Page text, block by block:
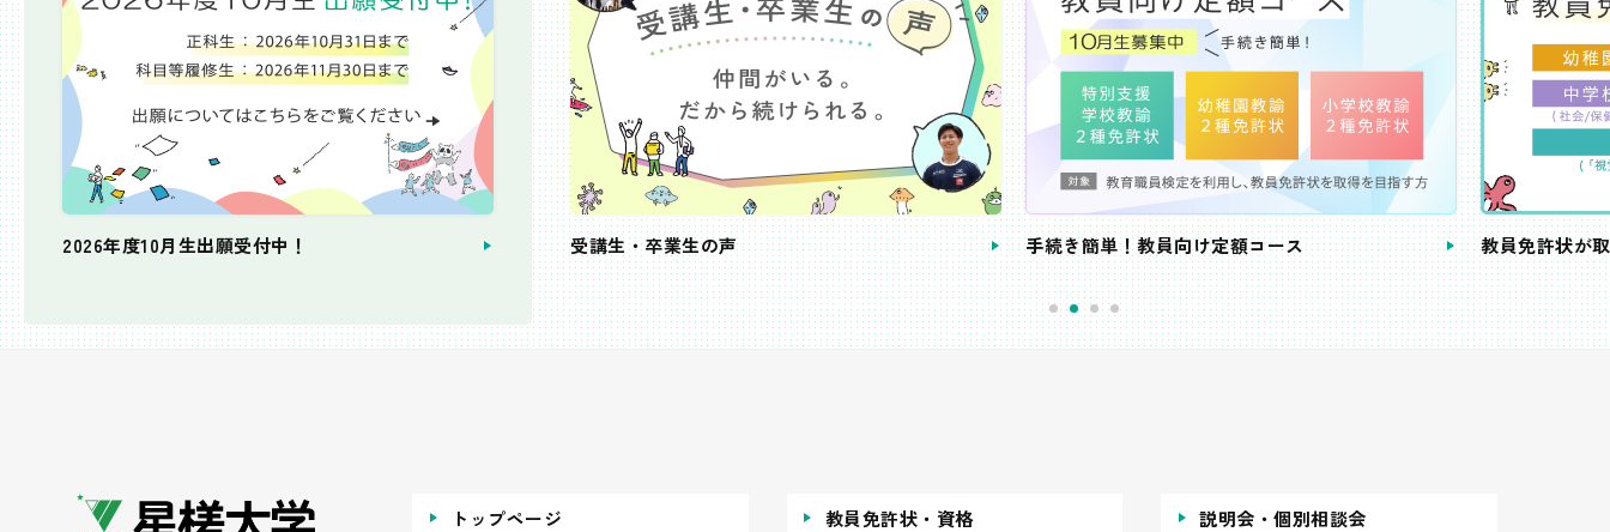
2026年度10月生出願受付中！
個別相談会 受講生・卒業生の声 手続き簡単！教員向け定額コース 教員免許状が
トップページ 教員免許状・資格 説明会・個別相談会